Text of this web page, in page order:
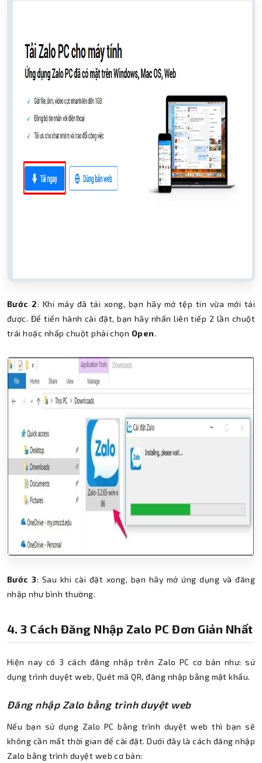
Bước 2: Khi máy đã tải xong, bạn hãy mở tệp tin vừa mới tải
được. Để tiến hành cài đặt, bạn hãy nhấn liên tiếp 2 lần chuột
trái hoặc nhấp chuột phải chọn Open.
Bước 3: Sau khi cài đặt xong, bạn hãy mở ứng dụng và đăng
nhập như bình thường.
4. 3 Cách Đăng Nhập Zalo PC Đơn Giản Nhất
Hiện nay có 3 cách đăng nhập trên Zalo PC cơ bản như: sử
dụng trình duyệt web, Quét mã QR, đăng nhập bằng mật khẩu.
Đăng nhập Zalo bằng trình duyệt web
Nếu bạn sử dụng Zalo PC bằng trình duyệt web thì bạn sẽ
không cần mất thời gian để cài đặt. Dưới đây là cách đăng nhập
Zalo bằng trình duyệt web cơ bản: